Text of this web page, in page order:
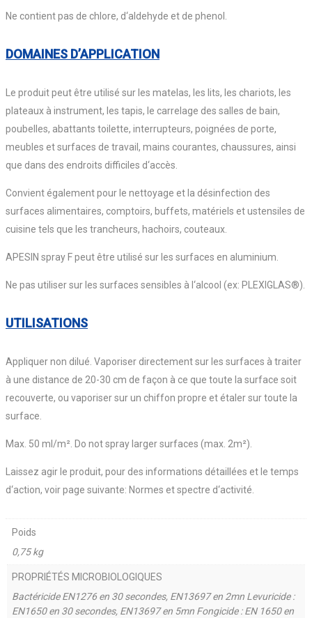
Ne contient pas de chlore, d‘aldehyde et de phenol.
DOMAINES D’APPLICATION
Le produit peut être utilisé sur les matelas, les lits, les chariots, les
plateaux à instrument, les tapis, le carrelage des salles de bain,
poubelles, abattants toilette, interrupteurs, poignées de porte,
meubles et surfaces de travail, mains courantes, chaussures, ainsi
que dans des endroits difficiles d‘accès.
Convient également pour le nettoyage et la désinfection des
surfaces alimentaires, comptoirs, buffets, matériels et ustensiles de
cuisine tels que les trancheurs, hachoirs, couteaux.
APESIN spray F peut être utilisé sur les surfaces en aluminium.
Ne pas utiliser sur les surfaces sensibles à l‘alcool (ex: PLEXIGLAS®).
UTILISATIONS
Appliquer non dilué. Vaporiser directement sur les surfaces à traiter
à une distance de 20-30 cm de façon à ce que toute la surface soit
recouverte, ou vaporiser sur un chiffon propre et étaler sur toute la
surface.
Max. 50 ml/m². Do not spray larger surfaces (max. 2m²).
Laissez agir le produit, pour des informations détaillées et le temps
d‘action, voir page suivante: Normes et spectre d‘activité.
Poids
0,75 kg
PROPRIÉTÉS MICROBIOLOGIQUES
Bactéricide EN1276 en 30 secondes, EN13697 en 2mn Levuricide :
EN1650 en 30 secondes, EN13697 en 5mn Fongicide : EN 1650 en